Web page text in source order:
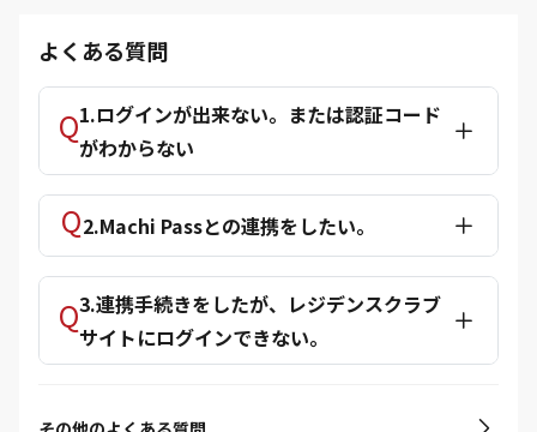
よくある質問
1.ログインが出来ない。または認証コード
がわからない
2.Machi Passとの連携をしたい。
3.連携手続きをしたが、レジデンスクラブ
サイトにログインできない。